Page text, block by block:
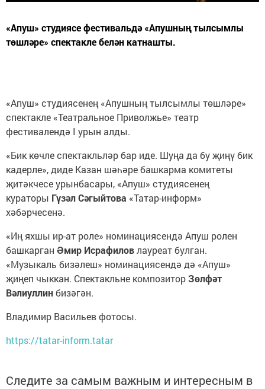
«Апуш» студиясе фестивальдә «Апушның тылсымлы
төшләре» спектакле белән катнашты.
«Апуш» студиясенең «Апушның тылсымлы төшләре»
спектакле «Театральное Приволжье» театр
фестивалендә I урын алды.
«Бик көчле спектакльләр бар иде. Шуңа да бу җиңү бик
кадерле», диде Казан шәһәре башкарма комитеты
җитәкчесе урынбасары, «Апуш» студиясенең
кураторы Гүзәл Сәгыйтова «Татар-информ»
хәбәрчесенә.
«Иң яхшы ир-ат роле» номинациясендә Апуш ролен
башкарган Əмир Исрафиловлауреат булган.
«Музыкаль бизәлеш» номинациясендә дә «Апуш»
җиңеп чыккан. Спектакльне композиторЗөлфәт
Вәлиуллинбизәгән.
Владимир Васильев фотосы.
https://tatar-inform.tatar
Следите за самым важным и интересным в